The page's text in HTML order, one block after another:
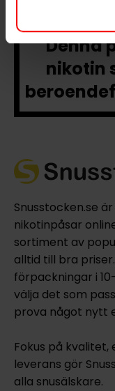
Denna
nikotin
Snusstocken.se
nikotinpåsar
sortiment av
alltid till bra
förpackningar i
välja det som
prova något nytt
Fokus på
leverans gör
alla snusälskare.